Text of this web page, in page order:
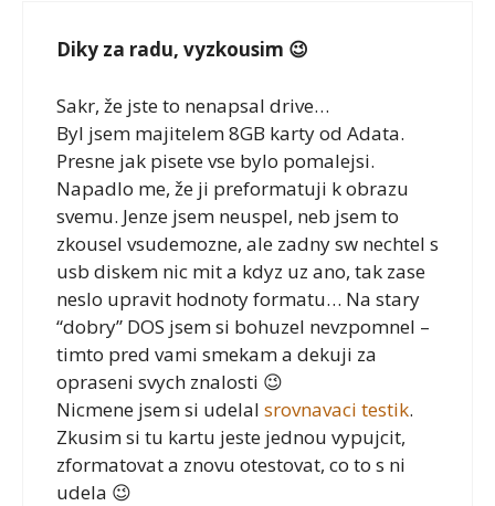
Diky za radu, vyzkousim 😉
Sakr, že jste to nenapsal drive…
Byl jsem majitelem 8GB karty od Adata.
Presne jak pisete vse bylo pomalejsi.
Napadlo me, že ji preformatuji k obrazu
svemu. Jenze jsem neuspel, neb jsem to
zkousel vsudemozne, ale zadny sw nechtel s
usb diskem nic mit a kdyz uz ano, tak zase
neslo upravit hodnoty formatu… Na stary
“dobry” DOS jsem si bohuzel nevzpomnel –
timto pred vami smekam a dekuji za
opraseni svych znalosti 😉
Nicmene jsem si udelal srovnavaci testik.
Zkusim si tu kartu jeste jednou vypujcit,
zformatovat a znovu otestovat, co to s ni
udela 😉